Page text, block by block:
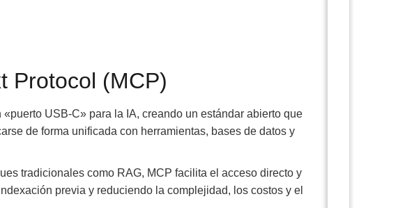
Protocol (MCP)
«puerto USB-C» para la IA, creando un estándar abierto que
de forma unificada con herramientas, bases de datos y
tradicionales como RAG, MCP facilita el acceso directo y
previa y reduciendo la complejidad, los costos y el